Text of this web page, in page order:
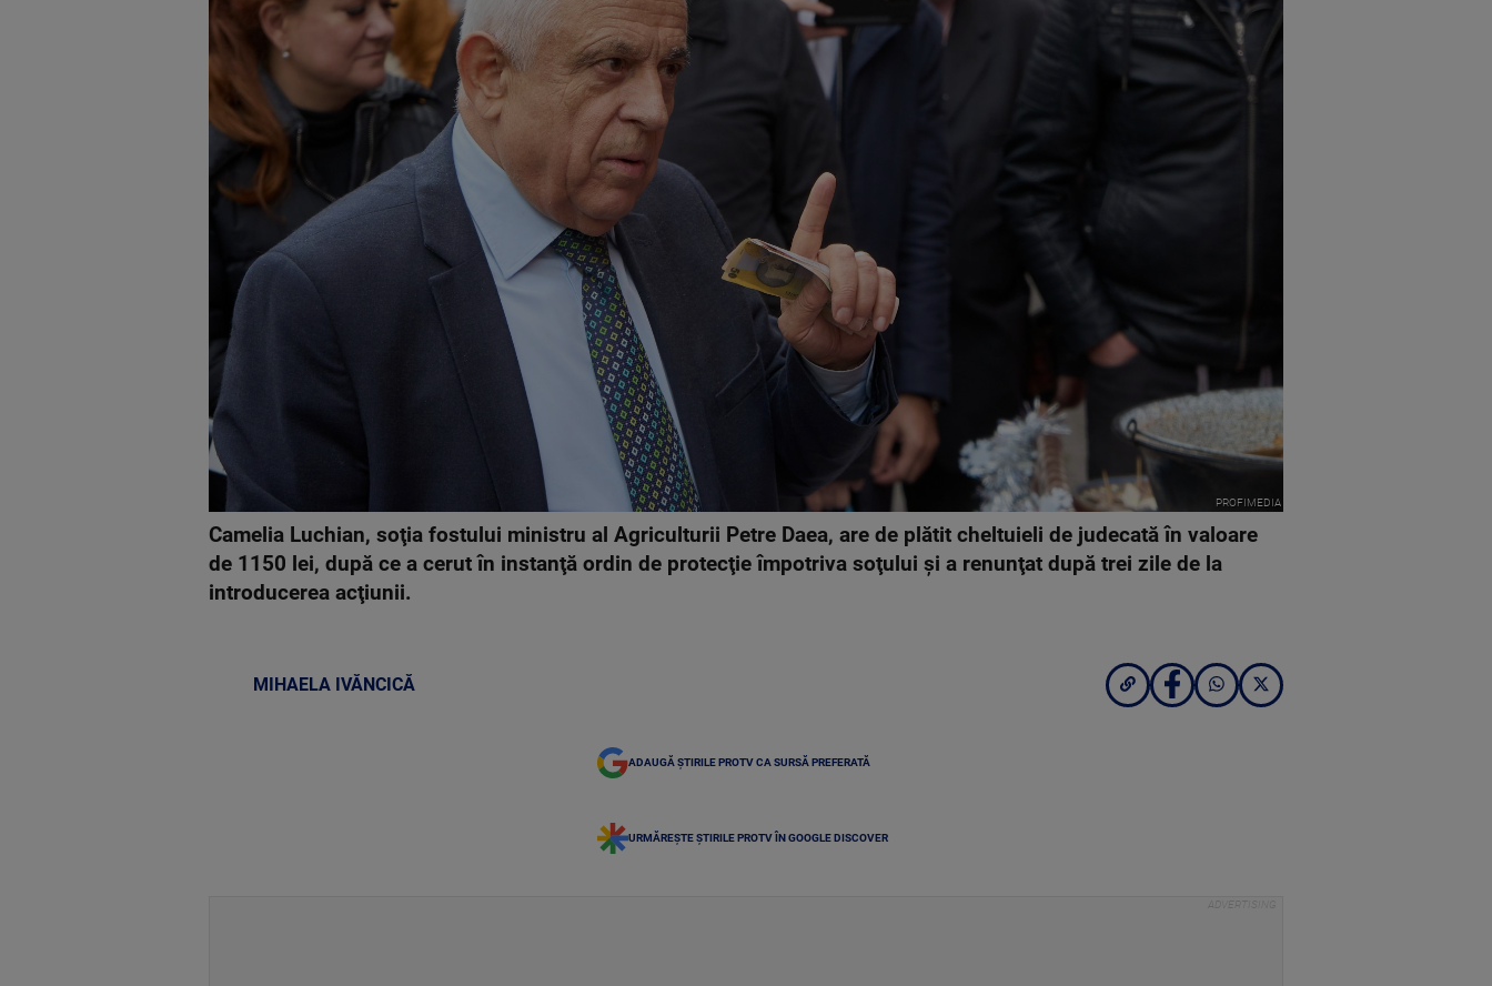
PROFIMEDIA
Camelia Luchian, soţia fostului ministru al Agriculturii Petre Daea, are de plătit cheltuieli de judecată în valoare
de 1150 lei, după ce a cerut în instanţă ordin de protecţie împotriva soţului şi a renunţat după trei zile de la
introducerea acţiunii.
MIHAELA IVĂNCICĂ
ADAUGĂ ȘTIRILE PROTV CA SURSĂ PREFERATĂ
URMĂREȘTE ȘTIRILE PROTV ÎN GOOGLE DISCOVER